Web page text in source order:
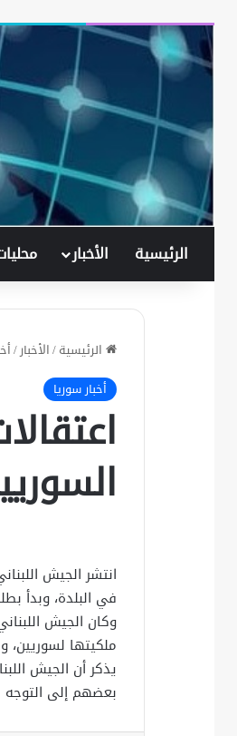
الرئيسية الأخبار
الرئيسية/الأخبار/
أخبار سوريا
انتشر الجيش
في البلدة، وبدأ
وكان الجيش
ملكيتها لسوريين،
يذكر أن الجيش
بعضهم إلى التوجه